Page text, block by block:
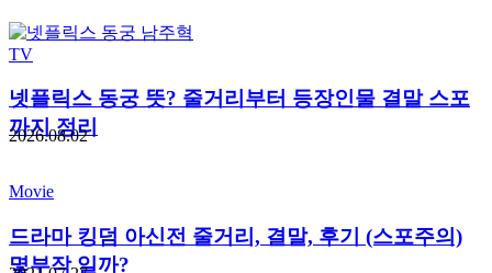
TV
넷플릭스 동궁 뜻? 줄거리부터 등장인물 결말 스포
까지 정리
2026.08.02
Movie
드라마 킹덤 아신전 줄거리, 결말, 후기 (스포주의)
몇부작 일까?